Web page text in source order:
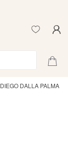
DIEGO DALLA PALMA